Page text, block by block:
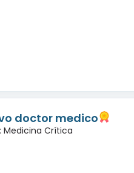
doctor medico
Medicina Crítica